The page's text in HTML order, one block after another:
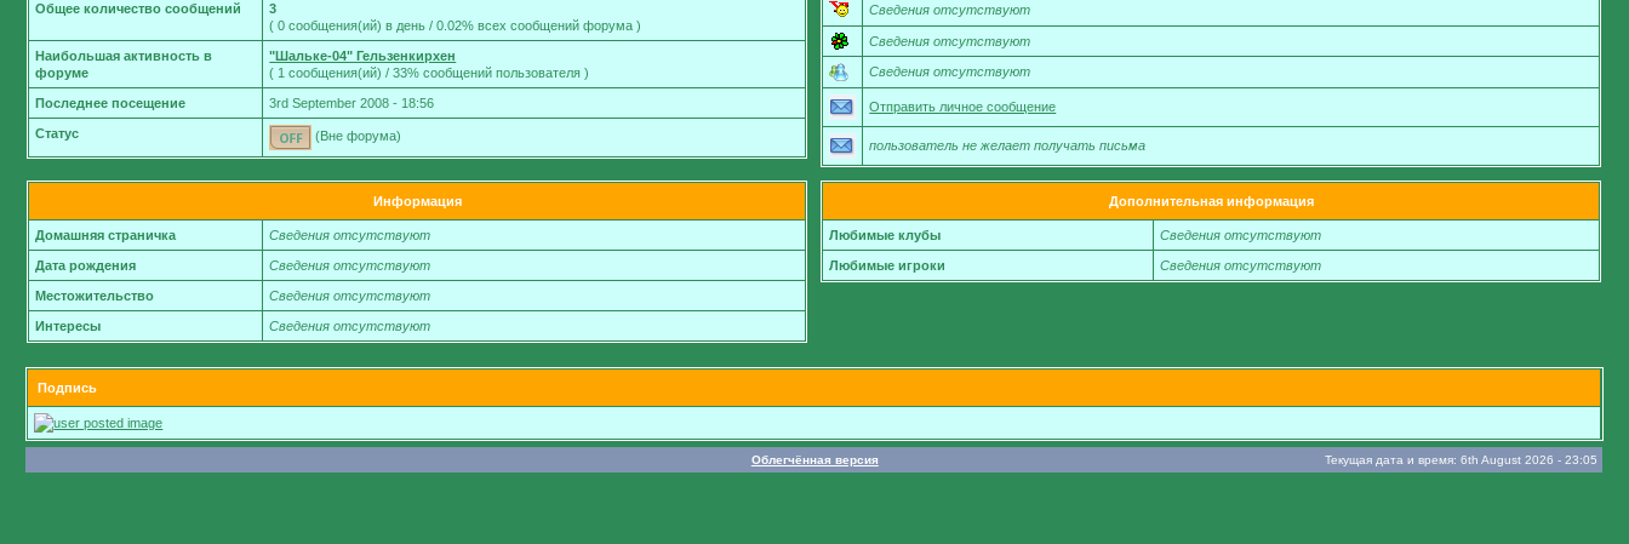
Общее количество сообщений
3
( 0 сообщения(ий) в день / 0.02% всех сообщений форума )
Наибольшая активность в
форуме
"Шальке-04" Гельзенкирхен
( 1 сообщения(ий) / 33% сообщений пользователя )
Последнее посещение 3rd September 2008 - 18:56
Статус (Вне форума)
Сведения отсутствуют
Сведения отсутствуют
Сведения отсутствуют
Отправить личное сообщение
пользователь не желает получать письма
Информация
Домашняя страничка Сведения отсутствуют
Дата рождения Сведения отсутствуют
Местожительство Сведения отсутствуют
Интересы Сведения отсутствуют
Дополнительная информация
Любимые клубы Сведения отсутствуют
Любимые игроки Сведения отсутствуют
Подпись
Облегчённая версия Текущая дата и время: 6th August 2026 - 23:05